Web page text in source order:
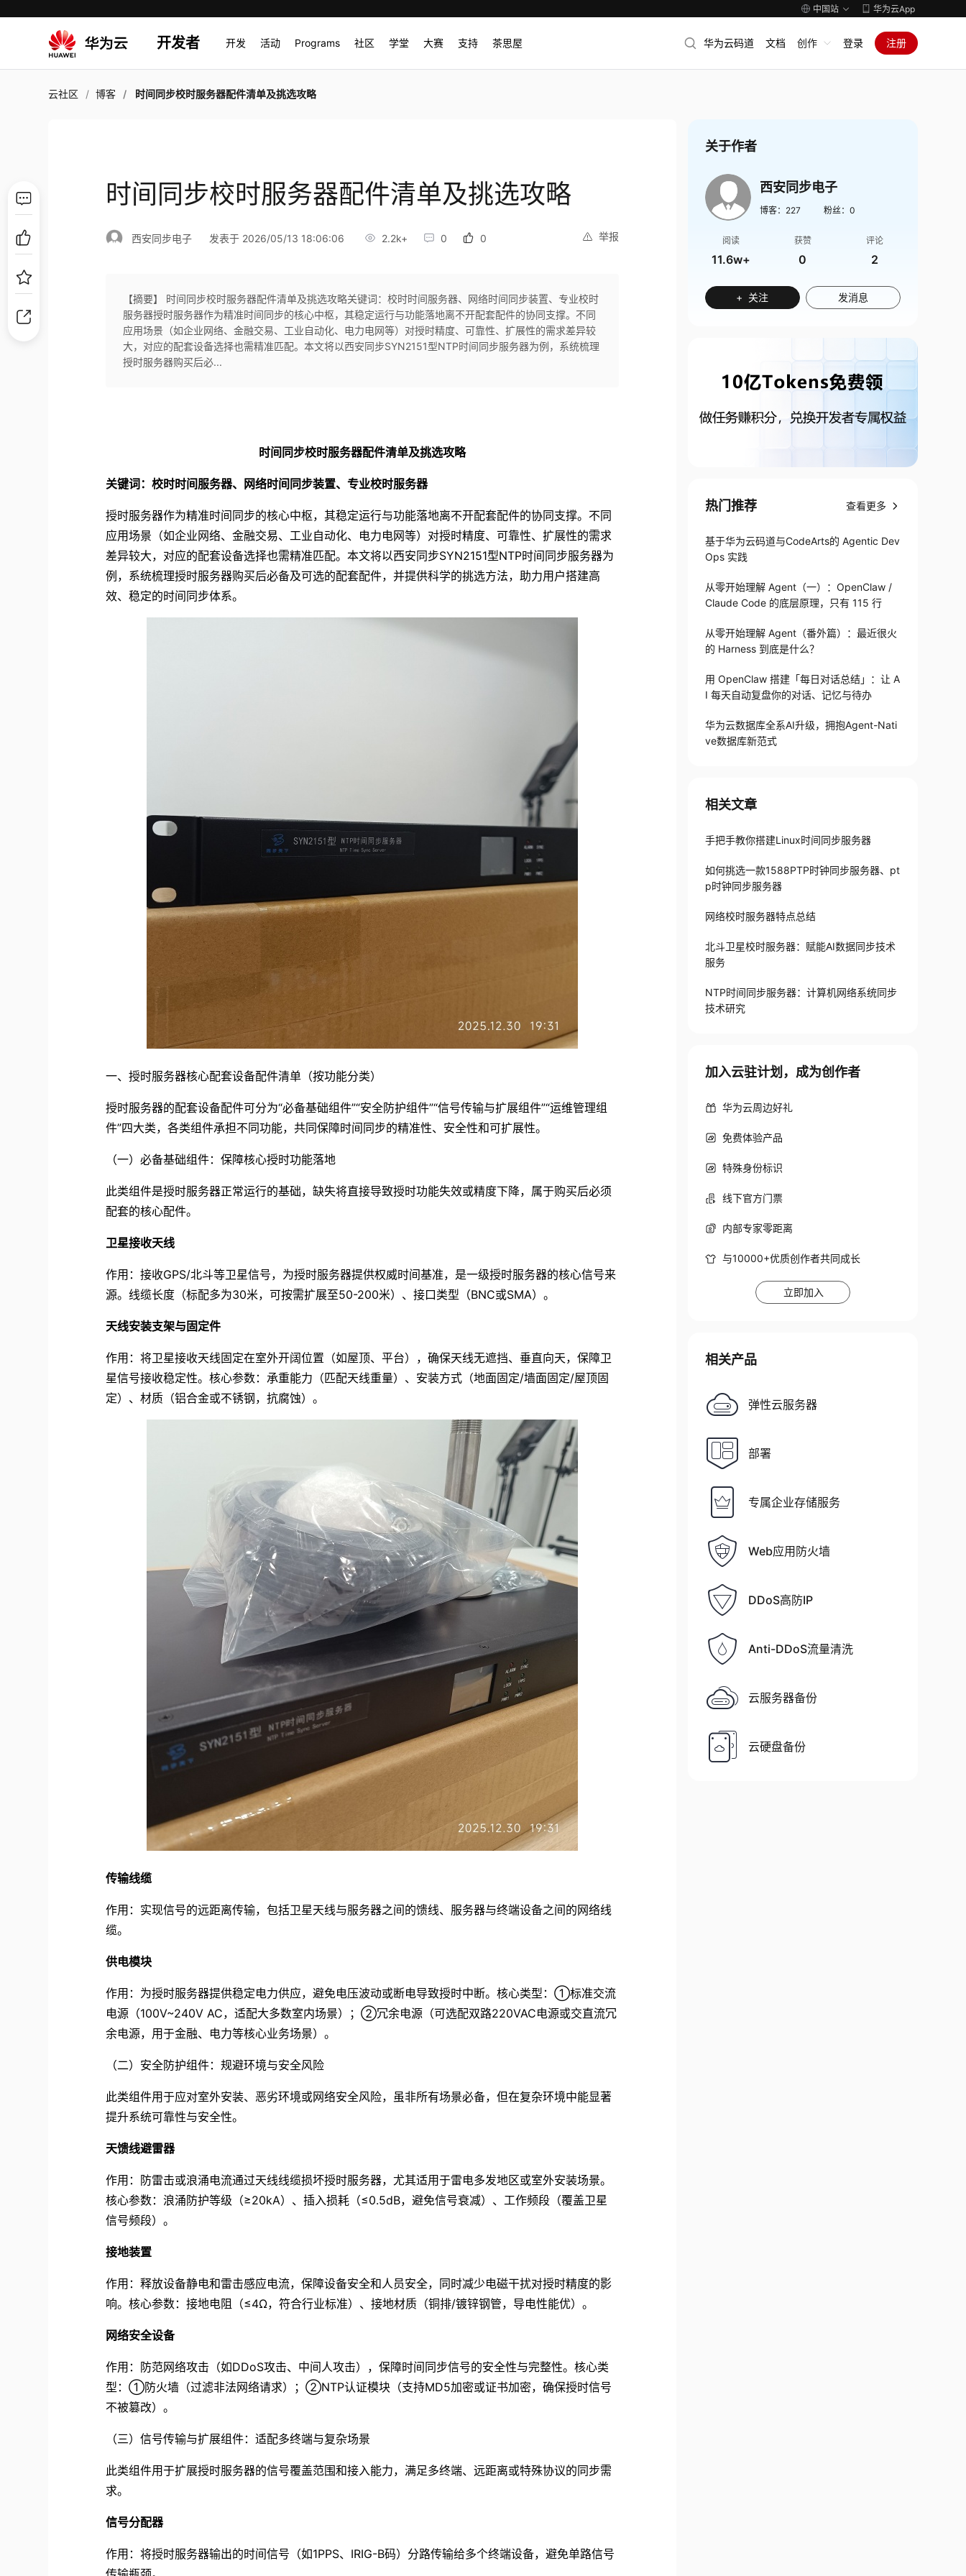
中国站 华为云App
开发者 开发 活动 Programs 社区 学堂 大赛 支持 茶思屋 华为云码道 文档 创作 登录 注册
云社区 博客 时间同步校时服务器配件清单及挑选攻略
时间同步校时服务器配件清单及挑选攻略
举报
西安同步电子 发表于 2026/05/13 18:06:06 2.2k+ 0 0
【摘要】 时间同步校时服务器配件清单及挑选攻略关键词：校时时间服务器、网络时间同步装置、专业校时
服务器授时服务器作为精准时间同步的核心中枢，其稳定运行与功能落地离不开配套配件的协同支撑。不同
应用场景（如企业网络、金融交易、工业自动化、电力电网等）对授时精度、可靠性、扩展性的需求差异较
大，对应的配套设备选择也需精准匹配。本文将以西安同步SYN2151型NTP时间同步服务器为例，系统梳理
授时服务器购买后必...
时间同步校时服务器配件清单及挑选攻略
关键词：校时时间服务器、网络时间同步装置、专业校时服务器
授时服务器作为精准时间同步的核心中枢，其稳定运行与功能落地离不开配套配件的协同支撑。不同
应用场景（如企业网络、金融交易、工业自动化、电力电网等）对授时精度、可靠性、扩展性的需求
差异较大，对应的配套设备选择也需精准匹配。本文将以西安同步SYN2151型NTP时间同步服务器为
例，系统梳理授时服务器购买后必备及可选的配套配件，并提供科学的挑选方法，助力用户搭建高
效、稳定的时间同步体系。
一、授时服务器核心配套设备配件清单（按功能分类）
授时服务器的配套设备配件可分为“必备基础组件”“安全防护组件”“信号传输与扩展组件”“运维管理组
件”四大类，各类组件承担不同功能，共同保障时间同步的精准性、安全性和可扩展性。
（一）必备基础组件：保障核心授时功能落地
此类组件是授时服务器正常运行的基础，缺失将直接导致授时功能失效或精度下降，属于购买后必须
配套的核心配件。
卫星接收天线
作用：接收GPS/北斗等卫星信号，为授时服务器提供权威时间基准，是一级授时服务器的核心信号来
源。线缆长度（标配多为30米，可按需扩展至50-200米）、接口类型（BNC或SMA）。
天线安装支架与固定件
作用：将卫星接收天线固定在室外开阔位置（如屋顶、平台），确保天线无遮挡、垂直向天，保障卫
星信号接收稳定性。核心参数：承重能力（匹配天线重量）、安装方式（地面固定/墙面固定/屋顶固
定）、材质（铝合金或不锈钢，抗腐蚀）。
传输线缆
作用：实现信号的远距离传输，包括卫星天线与服务器之间的馈线、服务器与终端设备之间的网络线
缆。
供电模块
作用：为授时服务器提供稳定电力供应，避免电压波动或断电导致授时中断。核心类型：①标准交流
电源（100V~240V AC，适配大多数室内场景）；②冗余电源（可选配双路220VAC电源或交直流冗
余电源，用于金融、电力等核心业务场景）。
（二）安全防护组件：规避环境与安全风险
此类组件用于应对室外安装、恶劣环境或网络安全风险，虽非所有场景必备，但在复杂环境中能显著
提升系统可靠性与安全性。
天馈线避雷器
作用：防雷击或浪涌电流通过天线线缆损坏授时服务器，尤其适用于雷电多发地区或室外安装场景。
核心参数：浪涌防护等级（≥20kA）、插入损耗（≤0.5dB，避免信号衰减）、工作频段（覆盖卫星
信号频段）。
接地装置
作用：释放设备静电和雷击感应电流，保障设备安全和人员安全，同时减少电磁干扰对授时精度的影
响。核心参数：接地电阻（≤4Ω，符合行业标准）、接地材质（铜排/镀锌钢管，导电性能优）。
网络安全设备
作用：防范网络攻击（如DDoS攻击、中间人攻击），保障时间同步信号的安全性与完整性。核心类
型：①防火墙（过滤非法网络请求）；②NTP认证模块（支持MD5加密或证书加密，确保授时信号
不被篡改）。
（三）信号传输与扩展组件：适配多终端与复杂场景
此类组件用于扩展授时服务器的信号覆盖范围和接入能力，满足多终端、远距离或特殊协议的同步需
求。
信号分配器
作用：将授时服务器输出的时间信号（如1PPS、IRIG-B码）分路传输给多个终端设备，避免单路信号
关于作者
西安同步电子
博客： 227 粉丝： 0
阅读
11.6w+
获赞
0
评论
2
+ 关注 发消息
热门推荐 查看更多
基于华为云码道与CodeArts的 Agentic Dev
Ops 实践
从零开始理解 Agent（一）：OpenClaw /
Claude Code 的底层原理，只有 115 行
从零开始理解 Agent（番外篇）：最近很火
的 Harness 到底是什么？
用 OpenClaw 搭建「每日对话总结」：让 A
I 每天自动复盘你的对话、记忆与待办
华为云数据库全系AI升级，拥抱Agent-Nati
ve数据库新范式
相关文章
手把手教你搭建Linux时间同步服务器
如何挑选一款1588PTP时钟同步服务器​、pt
p时钟同步服务器
网络校时服务器特点总结
北斗卫星校时服务器：赋能AI数据同步技术
服务
NTP时间同步服务器：计算机网络系统同步
技术研究
加入云驻计划，成为创作者
华为云周边好礼
免费体验产品
特殊身份标识
线下官方门票
内部专家零距离
与10000+优质创作者共同成长
立即加入
相关产品
弹性云服务器
部署
专属企业存储服务
Web应用防火墙
DDoS高防IP
Anti-DDoS流量清洗
云服务器备份
云硬盘备份